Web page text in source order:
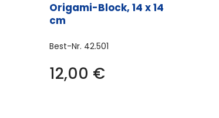
Origami-Block, 14 x 14
cm
Best-Nr. 42.501
12,00 €